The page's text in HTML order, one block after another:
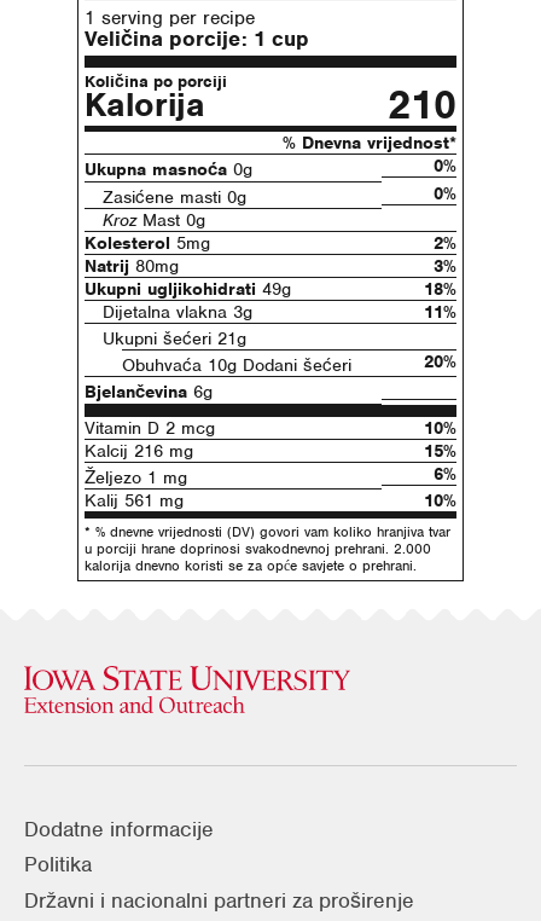
1 serving per recipe
Veličina porcije: 1 cup
Količina po porciji
Kalorija 210
% Dnevna vrijednost*
Ukupna masnoća 0g
0%
Zasićene masti 0g
0%
KrozMast 0g
Kolesterol 5mg
2%
Natrij 80mg
3%
Ukupni ugljikohidrati 49g
18%
Dijetalna vlakna 3g
11%
Ukupni šećeri 21g
Obuhvaća 10g Dodani šećeri
20%
Bjelančevina 6g
Vitamin D 2 mcg
10%
Kalcij 216 mg
15%
Željezo 1 mg
6%
Kalij 561 mg
10%
* % dnevne vrijednosti (DV) govori vam koliko hranjiva tvar
u porciji hrane doprinosi svakodnevnoj prehrani. 2.000
kalorija dnevno koristi se za opće savjete o prehrani.
Dodatne informacije
Politika
Državni i nacionalni partneri za proširenje